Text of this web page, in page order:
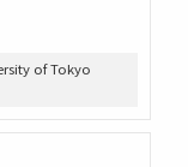
of Tokyo